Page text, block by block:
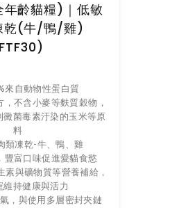
齡貓糧)｜低敏
乾(牛/鴨/雞)
自動物性蛋白質
不含小麥等麩質穀物，
黴菌毒素汙染的玉米等原
料
類凍乾-牛、鴨、雞
富口味促進愛貓食慾
與礦物質等營養補給，
維持健康與活力
，與使用多層密封夾鏈